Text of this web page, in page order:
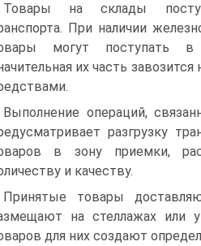
Товары на склады
При наличии
могут поступать в
их часть
Выполнение операций,
разгрузку
в зону приемки,
и качеству.
Принятые товары
на стеллажах или
для них создают